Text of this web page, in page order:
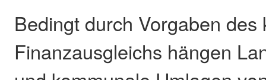
Bedingt durch Vorgaben des
Finanzausgleichs hängen